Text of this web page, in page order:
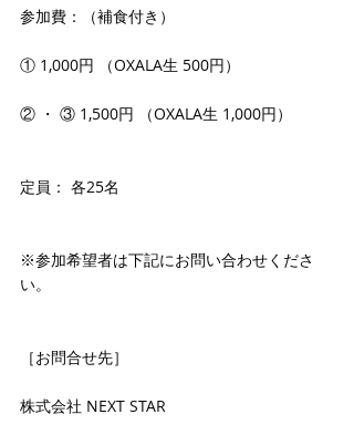
参加費：（補食付き）
① 1,000円 （OXALA生 500円）
② ・ ③ 1,500円 （OXALA生 1,000円）
定員： 各25名
※参加希望者は下記にお問い合わせくださ
い。
［お問合せ先］
株式会社 NEXT STAR